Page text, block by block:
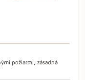
požiarmi, zásadná